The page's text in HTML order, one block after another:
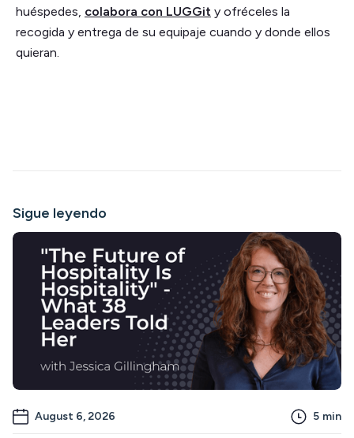
huéspedes, colabora con LUGGit y ofréceles la
recogida y entrega de su equipaje cuando y donde ellos
quieran.
Sigue leyendo
August 6, 2026 5 min